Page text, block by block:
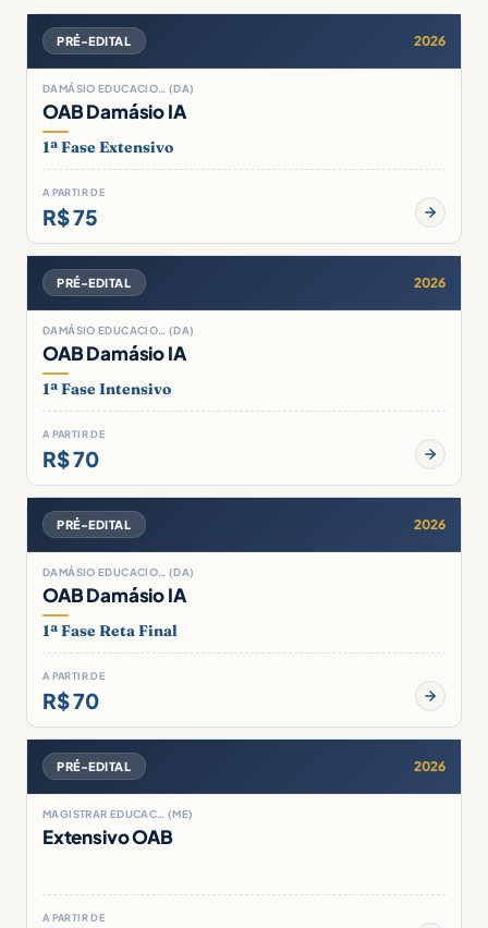
PRÉ-EDITAL 2026
DAMÁSIO EDUCACIO… (DA)
OAB Damásio IA
1ª Fase Extensivo
A PARTIR DE
R$ 75
PRÉ-EDITAL 2026
DAMÁSIO EDUCACIO… (DA)
OAB Damásio IA
1ª Fase Intensivo
A PARTIR DE
R$ 70
PRÉ-EDITAL 2026
DAMÁSIO EDUCACIO… (DA)
OAB Damásio IA
1ª Fase Reta Final
A PARTIR DE
R$ 70
PRÉ-EDITAL 2026
MAGISTRAR EDUCAC… (ME)
Extensivo OAB
A PARTIR DE